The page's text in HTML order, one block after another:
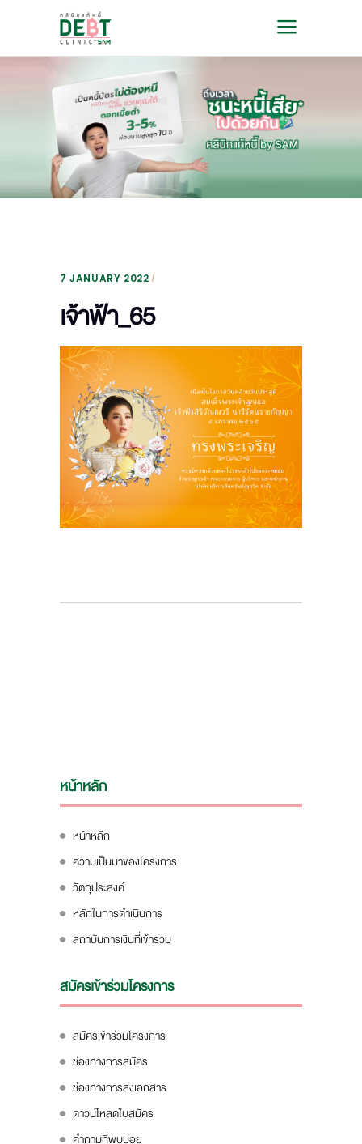
7 JANUARY 2022
เจ้าฟ้า_65
หน้าหลัก
หน้าหลัก
ความเป็นมาของโครงการ
วัตถุประสงค์
หลักในการดำเนินการ
สถาบันการเงินที่เข้าร่วม
สมัครเข้าร่วมโครงการ
สมัครเข้าร่วมโครงการ
ช่องทางการสมัคร
ช่องทางการส่งเอกสาร
ดาวน์โหลดใบสมัคร
คำถามที่พบบ่อย